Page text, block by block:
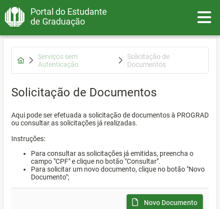
Portal do Estudante
de Graduação
Serviços sem
Autenticação
Solicitação de
Documentos
Solicitação de Documentos
Aqui pode ser efetuada a solicitação de documentos à PROGRAD
ou consultar as solicitações já realizadas.
Instruções:
Para consultar as solicitações já emitidas, preencha o
campo "CPF" e clique no botão "Consultar".
Para solicitar um novo documento, clique no botão "Novo
Documento";
Novo Documento